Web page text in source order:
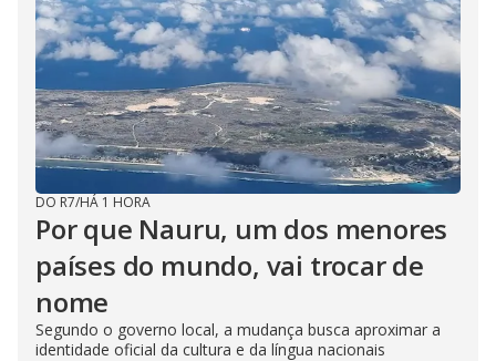
DO R7/HÁ 1 HORA
Por que Nauru, um dos menores
países do mundo, vai trocar de
nome
Segundo o governo local, a mudança busca aproximar a
identidade oficial da cultura e da língua nacionais